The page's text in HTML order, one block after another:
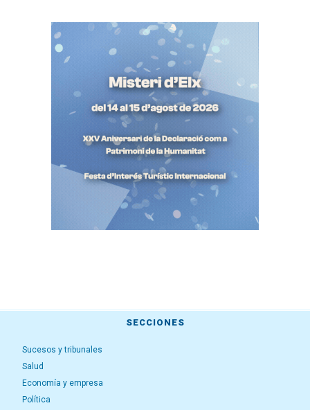
SECCIONES
Sucesos y tribunales
Salud
Economía y empresa
Política